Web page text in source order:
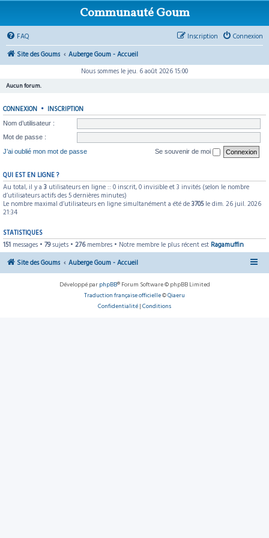
Communauté Goum
FAQ Connexion
Inscription
Site des Goums
Auberge Goum - Accueil
Nous sommes le jeu. 6 août 2026 15:00
Aucun forum.
CONNEXION • INSCRIPTION
Nom d’utilisateur :
Mot de passe :
J’ai oublié mon mot de passe
Se souvenir de moi
QUI EST EN LIGNE ?
Au total, il y a 3 utilisateurs en ligne :: 0 inscrit, 0 invisible et 3 invités (selon le nombre
d’utilisateurs actifs des 5 dernières minutes)
Le nombre maximal d’utilisateurs en ligne simultanément a été de 3705le dim. 26 juil. 2026
21:34
STATISTIQUES
151 messages • 79sujets • 276membres • Notre membre le plus récent est Ragamuffin
Site des Goums Auberge Goum - Accueil
Développé par phpBB® Forum Software © phpBB Limited
Traduction française officielle©Qiaeru
Confidentialité | Conditions